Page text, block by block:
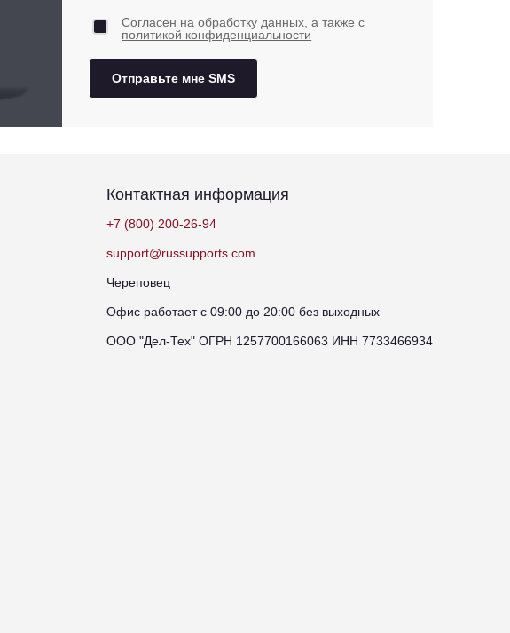
Согласен на обработку данных, а также с
политикой конфиденциальности
Отправьте мне SMS
Контактная информация
+7 (800) 200-26-94
support@russupports.com
Череповец
Офис работает с 09:00 до 20:00 без выходных
ООО "Дел-Тех" ОГРН 1257700166063 ИНН 7733466934